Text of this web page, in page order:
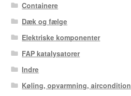
Containere
Dæk og fælge
Elektriske komponenter
FAP katalysatorer
Indre
Køling, opvarmning, aircondition